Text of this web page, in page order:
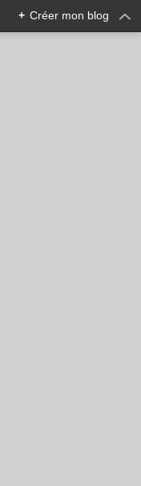
+ Créer mon blog